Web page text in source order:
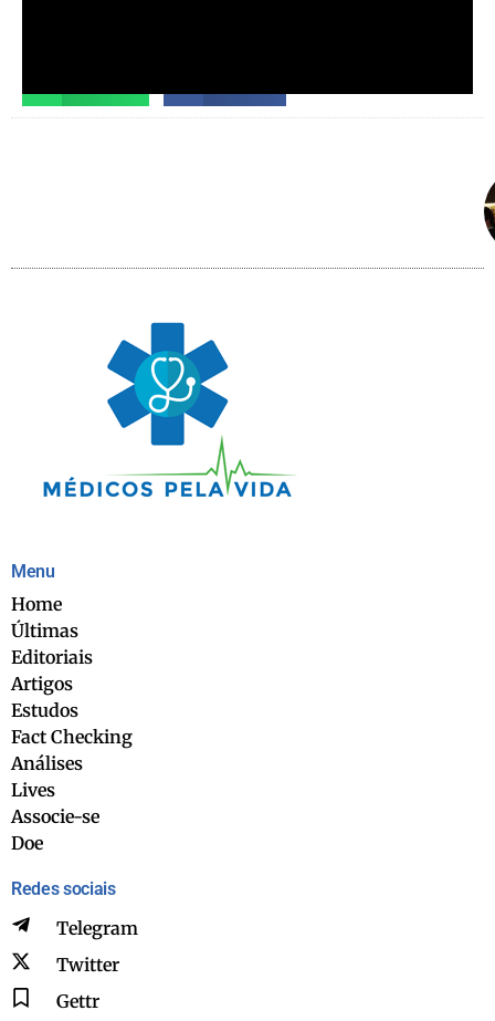
Menu
Home
Últimas
Editoriais
Artigos
Estudos
Fact Checking
Análises
Lives
Associe-se
Doe
Redes sociais
Telegram
Twitter
Gettr